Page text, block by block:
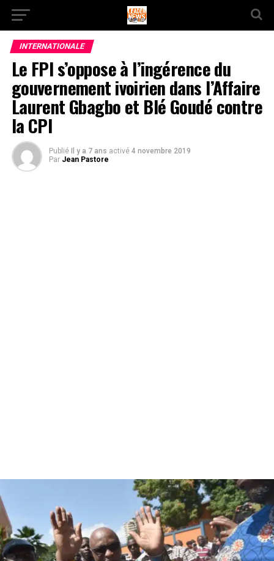
INTERNATIONALE
Le FPI s’oppose à l’ingérence du
gouvernement ivoirien dans l’Affaire
Laurent Gbagbo et Blé Goudé contre
la CPI
Publié Il y a 7 ans activé 4 novembre 2019
Par Jean Pastore